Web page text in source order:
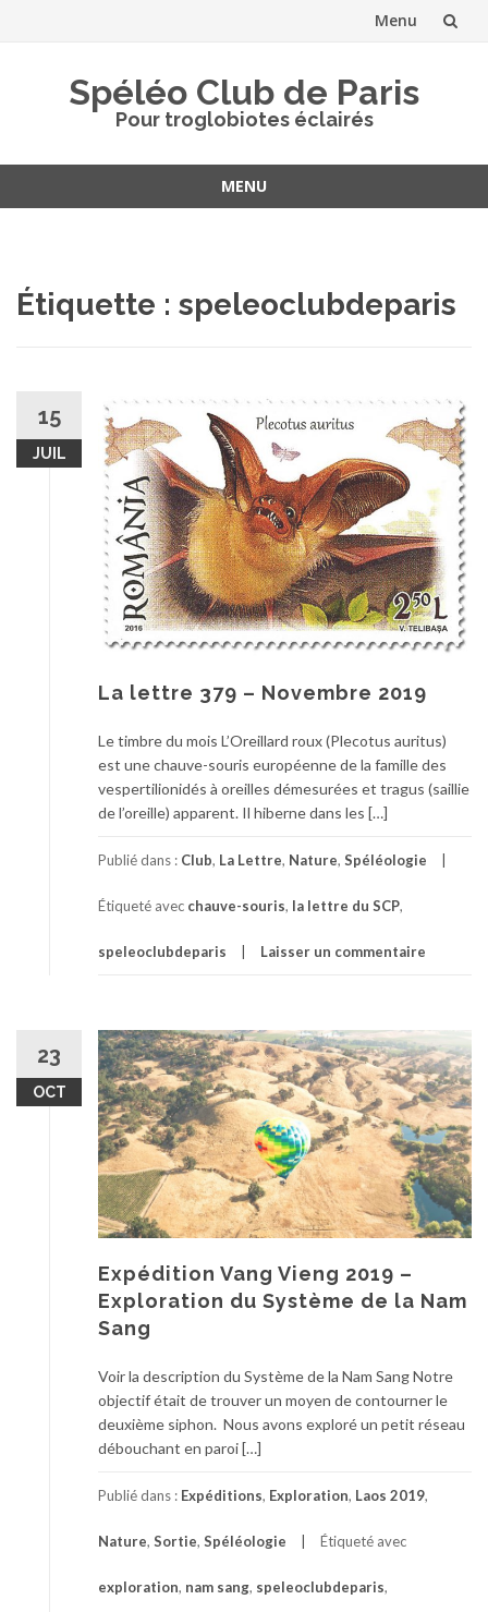
Menu
Spéléo Club de Paris
Pour troglobiotes éclairés
MENU
Étiquette : speleoclubdeparis
15
JUIL
La lettre 379 – Novembre 2019
Le timbre du mois L’Oreillard roux (Plecotus auritus)
est une chauve-souris européenne de la famille des
vespertilionidés à oreilles démesurées et tragus (saillie
de l’oreille) apparent. Il hiberne dans les […]
Publié dans : Club, La Lettre, Nature, Spéléologie
Étiqueté avec chauve-souris, la lettre du SCP,
speleoclubdeparis Laisser un commentaire
23
OCT
Expédition Vang Vieng 2019 –
Exploration du Système de la Nam
Sang
Voir la description du Système de la Nam Sang Notre
objectif était de trouver un moyen de contourner le
deuxième siphon. Nous avons exploré un petit réseau
débouchant en paroi […]
Publié dans : Expéditions, Exploration, Laos 2019,
Nature, Sortie, Spéléologie Étiqueté avec
exploration, nam sang, speleoclubdeparis,